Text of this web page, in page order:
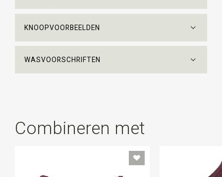
KNOOPVOORBEELDEN
WASVOORSCHRIFTEN
Combineren met